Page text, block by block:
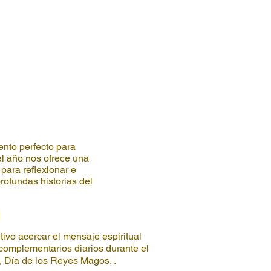
perfecto para
año nos ofrece una
reflexionar e
historias del
acercar el mensaje espiritual
diarios durante el
de los Reyes Magos. .